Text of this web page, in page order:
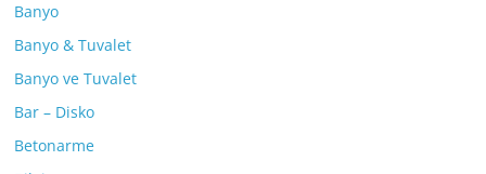
Banyo
Banyo & Tuvalet
Banyo ve Tuvalet
Bar – Disko
Betonarme